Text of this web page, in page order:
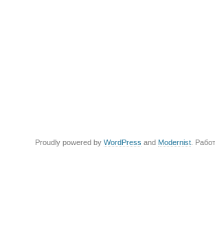
Proudly powered by WordPress and Modernist .